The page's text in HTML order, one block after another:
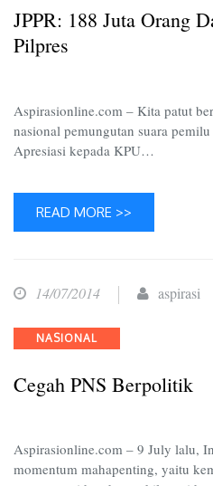
JPPR: 188 Juta Orang
Pilpres
Aspirasionline.com – Kita patut
nasional pemungutan suara
Apresiasi kepada KPU…
READ MORE >>
14/07/2014 aspirasi
Categories
NASIONAL
Cegah PNS Berpolitik
Aspirasionline.com – 9 July lalu,
momentum mahapenting, yaitu